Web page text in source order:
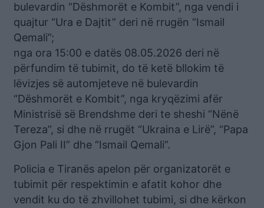
bulevardin “Dëshmorët e Kombit”, nga vendi i
quajtur “Ura e Dajtit” deri në rrugën “Ismail
Qemali”;
nga ora 15:00 e datës 08.05.2026 deri në
përfundim të tubimit, do të ketë bllokim të
lëvizjes së automjeteve në bulevardin
“Dëshmorët e Kombit”, nga kryqëzimi afër
Ministrisë së Brendshme deri te sheshi “Nënë
Tereza”, si dhe në rrugët “Ukraina e Lirë”, “Papa
Gjon Pali II” dhe “Ismail Qemali”.
Policia e Tiranës apelon për organizatorët e
tubimit për respektimin e afatit kohor dhe
vendit ku do të zhvillohet tubimi, si dhe kërkon